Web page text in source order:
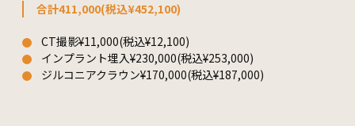
合計411,000(税込¥452,100)
CT撮影¥11,000(税込¥12,100)
インプラント埋入¥230,000(税込¥253,000)
ジルコニアクラウン¥170,000(税込¥187,000)